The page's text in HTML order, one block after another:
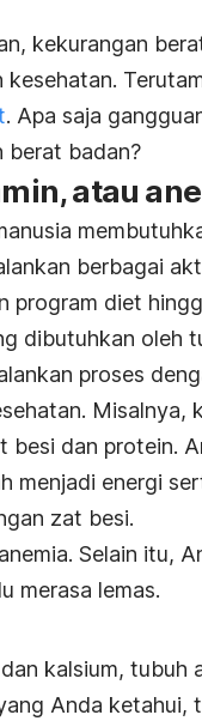
kekurangan
. Apa saja
berat badan?
atau
berbagai
program diet
dibutuhkan oleh
proses
Misalnya,
dan protein.
energi
zat besi.
Selain itu,
merasa lemas.
kalsium, tubuh
Anda ketahui,